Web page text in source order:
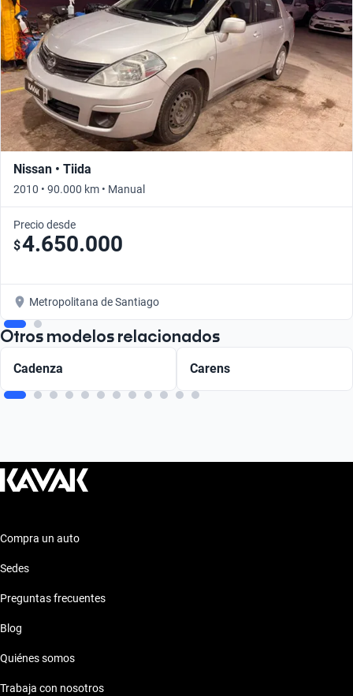
Nissan • Tiida
2010 • 90.000 km • Manual
Precio desde
$4.650.000
Metropolitana de Santiago
Otros modelos relacionados
Cadenza Carens
Compra un auto
Sedes
Preguntas frecuentes
Blog
Quiénes somos
Trabaja con nosotros